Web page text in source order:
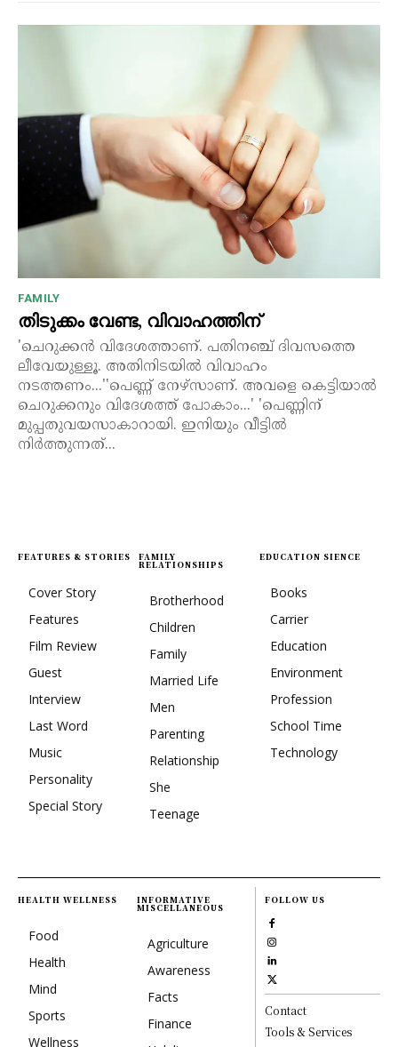
FAMILY
തിടുക്കം വേണ്ട, വിവാഹത്തിന്
'ചെറുക്കൻ വിദേശത്താണ്. പതിനഞ്ച് ദിവസത്തെ
ലീവേയുള്ളൂ. അതിനിടയിൽ വിവാഹം
നടത്തണം...''പെണ്ണ് നേഴ്സാണ്. അവളെ കെട്ടിയാൽ
ചെറുക്കനും വിദേശത്ത് പോകാം...' 'പെണ്ണിന്
മുപ്പതുവയസാകാറായി. ഇനിയും വീട്ടിൽ
നിർത്തുന്നത്...
FEATURES & STORIES
Cover Story
Features
Film Review
Guest
Interview
Last Word
Music
Personality
Special Story
FAMILY
RELATIONSHIPS
Brotherhood
Children
Family
Married Life
Men
Parenting
Relationship
She
Teenage
EDUCATION SIENCE
Books
Carrier
Education
Environment
Profession
School Time
Technology
HEALTH WELLNESS
Food
Health
Mind
Sports
Wellness
INFORMATIVE
MISCELLANEOUS
Agriculture
Awareness
Facts
Finance
FOLLOW US
Contact
Tools & Services